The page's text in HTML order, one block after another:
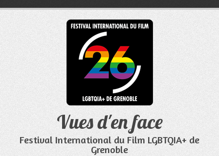
Vues d'en face
Festival International du Film LGBTQIA+ de
Grenoble